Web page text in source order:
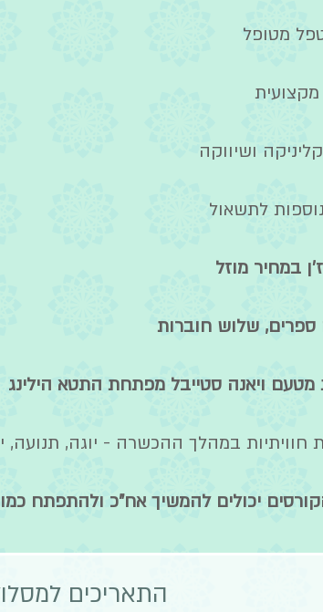
מטופל
ושיווקה
לתשאול
במחיר מוזל
שלוש חוברות
מטעם ויאנה סטייבל מפתחת התטא הילינג
חוויתיות במהלך ההכשרה - יוגה, תנועה,
יכולים להמשיך אח"כ ולהתפתח
התאריכים